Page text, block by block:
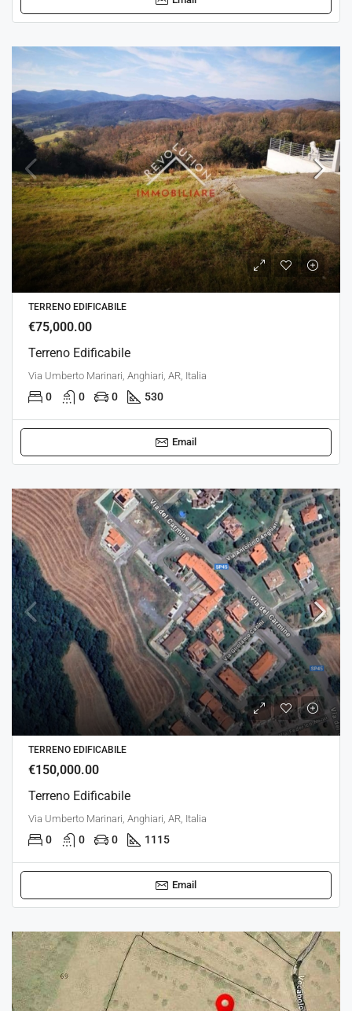
TERRENO EDIFICABILE
€75,000.00
Terreno Edificabile
Via Umberto Marinari, Anghiari, AR, Italia
0 0 0 530
Email
TERRENO EDIFICABILE
€150,000.00
Terreno Edificabile
Via Umberto Marinari, Anghiari, AR, Italia
0 0 0 1115
Email